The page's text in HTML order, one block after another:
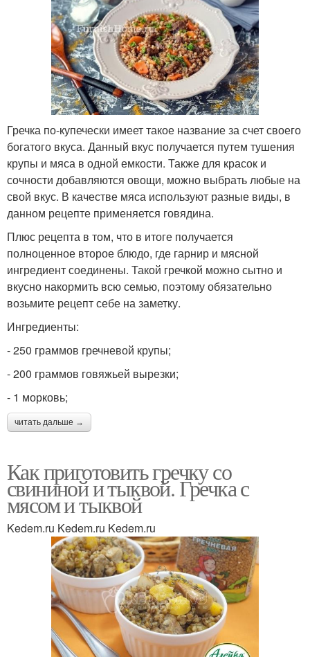
Гречка по-купечески имеет такое название за счет своего
богатого вкуса. Данный вкус получается путем тушения
крупы и мяса в одной емкости. Также для красок и
сочности добавляются овощи, можно выбрать любые на
свой вкус. В качестве мяса используют разные виды, в
данном рецепте применяется говядина.
Плюс рецепта в том, что в итоге получается
полноценное второе блюдо, где гарнир и мясной
ингредиент соединены. Такой гречкой можно сытно и
вкусно накормить всю семью, поэтому обязательно
возьмите рецепт себе на заметку.
Ингредиенты:
- 250 граммов гречневой крупы;
- 200 граммов говяжьей вырезки;
- 1 морковь;
читать дальше →
Как приготовить гречку со
свининой и тыквой. Гречка с
мясом и тыквой
Kedem.ru Kedem.ru Kedem.ru